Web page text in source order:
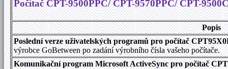
Počítač CPT-9500PPC/ CPT-9570PPC/ CPT-
Popis
Poslední verze uživatelských programů pro počítač
výrobce GoBetween po zadání výrobního čísla vašeho počítače.
Komunikační program Microsoft ActiveSync pro počítač